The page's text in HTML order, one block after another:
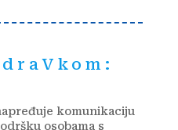
komunikaciju
osobama s